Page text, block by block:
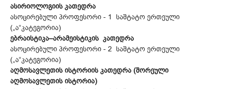
ასირიოლოგიის კათედრა
ასოცირებული პროფესორი - 1 საშტატო ერთეული
(„ა“კატეგორია)
ებრაისტიკა–არამეისტიკის კათედრა
ასოცირებული პროფესორი - 2 საშტატო ერთეული
(„ა“კატეგორია)
აღმოსავლეთის ისტორიის კათედრა (შორეული
აღმოსავლეთის ისტორია)